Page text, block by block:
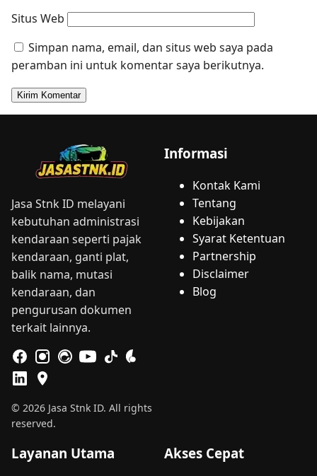
Situs Web
Simpan nama, email, dan situs web saya pada
peramban ini untuk komentar saya berikutnya.
Jasa Stnk ID melayani
kebutuhan administrasi
kendaraan seperti pajak
kendaraan, ganti plat,
balik nama, mutasi
kendaraan, dan
pengurusan dokumen
terkait lainnya.
© 2026 Jasa Stnk ID. All rights
reserved.
Informasi
Kontak Kami
Tentang
Kebijakan
Syarat Ketentuan
Partnership
Disclaimer
Blog
Layanan Utama Akses Cepat